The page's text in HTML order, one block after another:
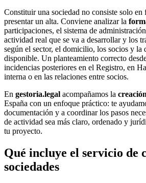
Constituir una sociedad no consiste solo en
presentar un alta. Conviene analizar la
participaciones, el sistema de
actividad real que se va a desarrollar y los
según el sector, el domicilio, los socios y la
disponible. Un planteamiento correcto
incidencias posteriores en el Registro, en
interna o en las relaciones entre socios.
En gestoria.legal acompañamos la
España con un enfoque práctico: te
documentación y a coordinar los pasos
de actividad sea más claro, ordenado y
tu proyecto.
Qué incluye el servicio de
sociedades